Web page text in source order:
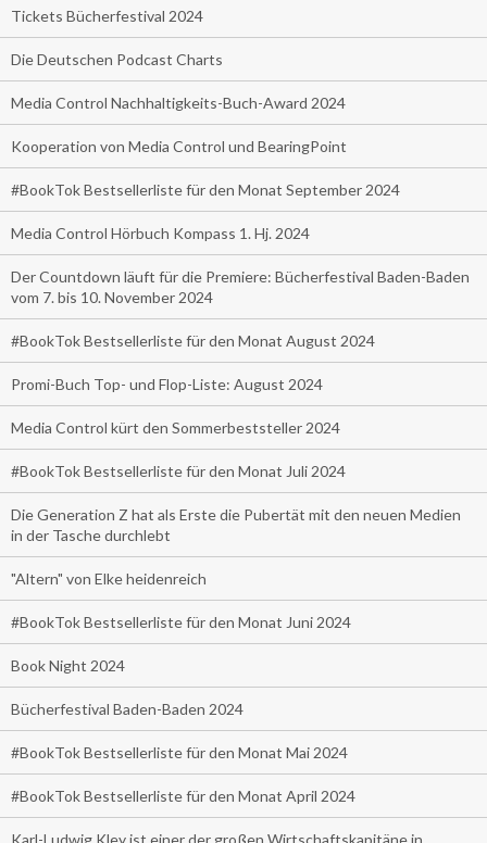
Tickets Bücherfestival 2024
Die Deutschen Podcast Charts
Media Control Nachhaltigkeits-Buch-Award 2024
Kooperation von Media Control und BearingPoint
#BookTok Bestsellerliste für den Monat September 2024
Media Control Hörbuch Kompass 1. Hj. 2024
Der Countdown läuft für die Premiere: Bücherfestival Baden-Baden
vom 7. bis 10. November 2024
#BookTok Bestsellerliste für den Monat August 2024
Promi-Buch Top- und Flop-Liste: August 2024
Media Control kürt den Sommerbeststeller 2024
#BookTok Bestsellerliste für den Monat Juli 2024
Die Generation Z hat als Erste die Pubertät mit den neuen Medien
in der Tasche durchlebt
"Altern" von Elke heidenreich
#BookTok Bestsellerliste für den Monat Juni 2024
Book Night 2024
Bücherfestival Baden-Baden 2024
#BookTok Bestsellerliste für den Monat Mai 2024
#BookTok Bestsellerliste für den Monat April 2024
Karl-Ludwig Kley ist einer der großen Wirtschaftskapitäne in